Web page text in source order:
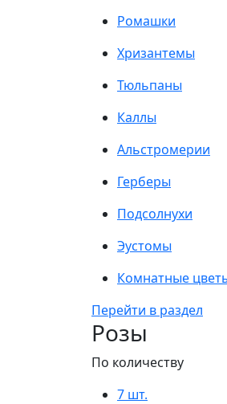
Ромашки
Хризантемы
Тюльпаны
Каллы
Альстромерии
Герберы
Подсолнухи
Эустомы
Комнатные
Перейти в раздел
Розы
По количеству
7 шт.